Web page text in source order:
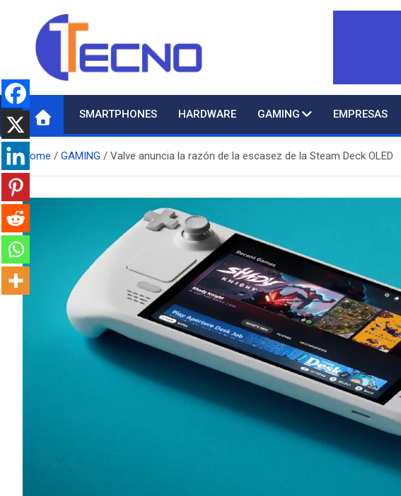
TecnoSMARTPHONES HARDWARE GAMING EMPRESAS
Home GAMING Valve anuncia la razón de la escasez de la Steam Deck OLED